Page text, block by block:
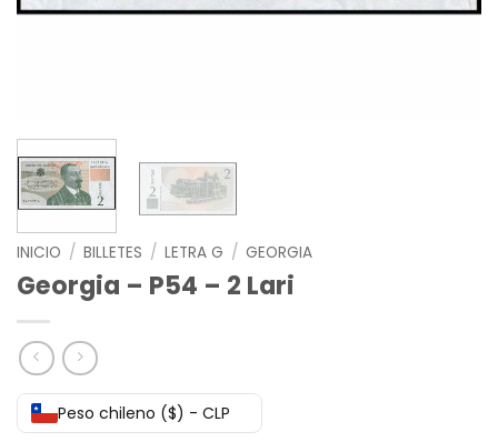
INICIO / BILLETES / LETRA G / GEORGIA
Georgia – P54 – 2 Lari
Peso chileno ($) - CLP